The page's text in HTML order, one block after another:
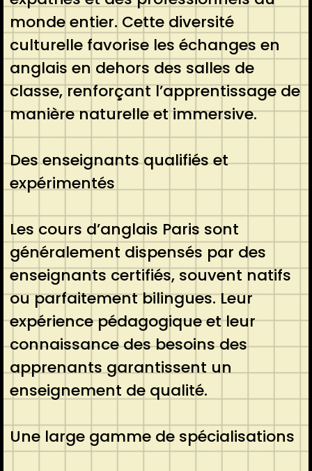
monde entier. Cette diversité
culturelle favorise les échanges en
anglais en dehors des salles de
classe, renforçant l’apprentissage de
manière naturelle et immersive.
Des enseignants qualifiés et
expérimentés
Les cours d’anglais Paris sont
généralement dispensés par des
enseignants certifiés, souvent natifs
ou parfaitement bilingues. Leur
expérience pédagogique et leur
connaissance des besoins des
apprenants garantissent un
enseignement de qualité.
Une large gamme de spécialisations